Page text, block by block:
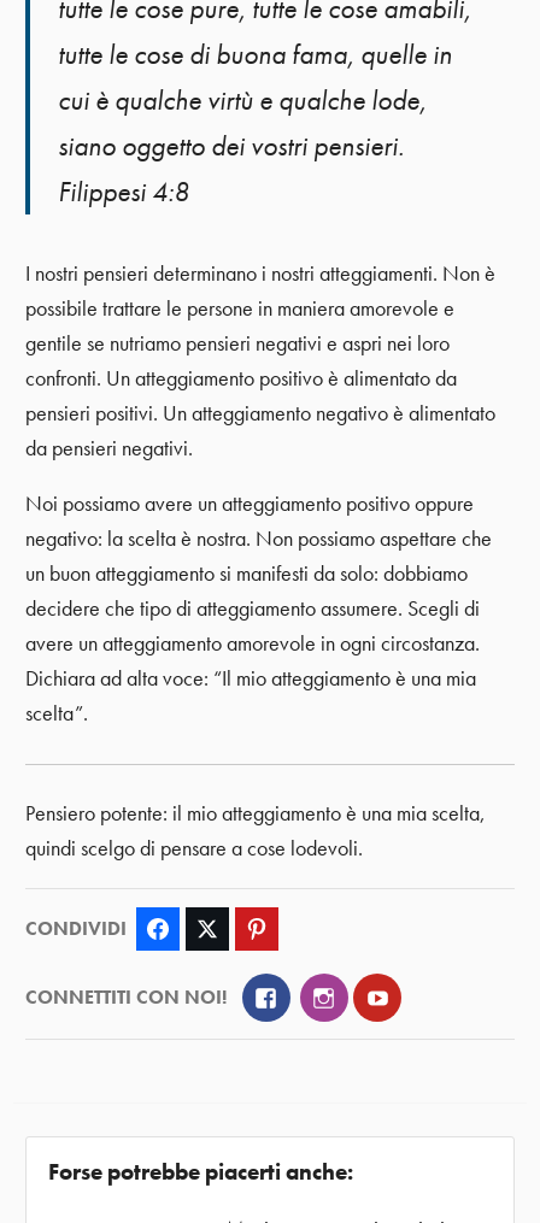
tutte le cose pure, tutte le cose amabili,
tutte le cose di buona fama, quelle in
cui è qualche virtù e qualche lode,
siano oggetto dei vostri pensieri.
Filippesi 4:8
I nostri pensieri determinano i nostri atteggiamenti. Non è
possibile trattare le persone in maniera amorevole e
gentile se nutriamo pensieri negativi e aspri nei loro
confronti. Un atteggiamento positivo è alimentato da
pensieri positivi. Un atteggiamento negativo è alimentato
da pensieri negativi.
Noi possiamo avere un atteggiamento positivo oppure
negativo: la scelta è nostra. Non possiamo aspettare che
un buon atteggiamento si manifesti da solo: dobbiamo
decidere che tipo di atteggiamento assumere. Scegli di
avere un atteggiamento amorevole in ogni circostanza.
Dichiara ad alta voce: “Il mio atteggiamento è una mia
scelta”.
Pensiero potente: il mio atteggiamento è una mia scelta,
quindi scelgo di pensare a cose lodevoli.
CONDIVIDI Facebook Twitter
CONNETTITI CON NOI! FacebookInstagramYouTube
Forse potrebbe piacerti anche: